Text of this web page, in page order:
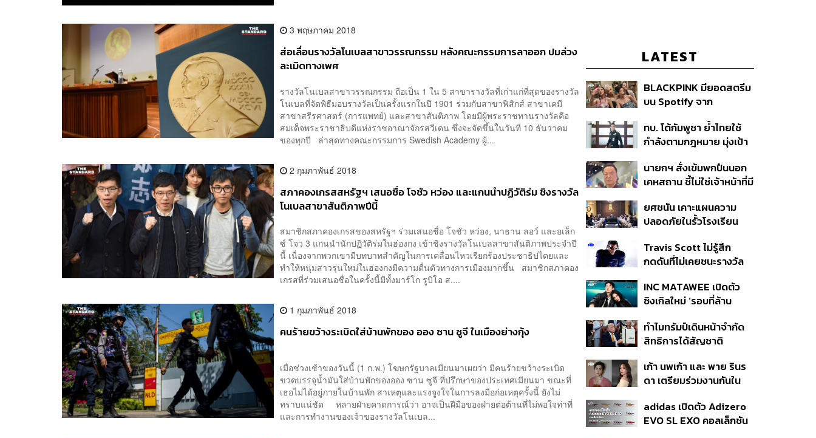
3 พฤษภาคม 2018
ส่อเลื่อนรางวัลโนเบลสาขาวรรณกรรม หลังคณะกรรมการลาออก ปมล่วง
ละเมิดทางเพศ
รางวัลโนเบลสาขาวรรณกรรม ถือเป็น 1 ใน 5 สาขารางวัลที่เก่าแก่ที่สุดของรางวัล
โนเบลที่จัดพิธีมอบรางวัลเป็นครั้งแรกในปี 1901 ร่วมกับสาขาฟิสิกส์ สาขาเคมี
สาขาสรีรศาสตร์ (การแพทย์) และสาขาสันติภาพ โดยมีผู้พระราชทานรางวัลคือ
สมเด็จพระราชาธิบดีแห่งราชอาณาจักรสวีเดน ซึ่งจะจัดขึ้นในวันที่ 10 ธันวาคม
ของทุกปี ล่าสุดทางคณะกรรมการ Swedish Academy ผู้...
2 กุมภาพันธ์ 2018
สภาคองเกรสสหรัฐฯ เสนอชื่อ โจชัว หว่อง และแกนนำปฏิวัติร่ม ชิงรางวัล
โนเบลสาขาสันติภาพปีนี้
สมาชิกสภาคองเกรสของสหรัฐฯ ร่วมเสนอชื่อ โจชัว หว่อง, นาธาน ลอว์ และอเล็ก
ซ์ โจว 3 แกนนำนักปฏิวัติร่มในฮ่องกง เข้าชิงรางวัลโนเบลสาขาสันติภาพประจำปี
นี้ เนื่องจากพวกเขามีบทบาทสำคัญในการเคลื่อนไหวเรียกร้องประชาธิปไตยและ
ทำให้หนุ่มสาวรุ่นใหม่ในฮ่องกงมีความตื่นตัวทางการเมืองมากขึ้น สมาชิกสภาคอง
เกรสที่ร่วมเสนอชื่อในครั้งนี้มีทั้งมาร์โก รูบิโอ ส....
1 กุมภาพันธ์ 2018
คนร้ายขว้างระเบิดใส่บ้านพักของ ออง ซาน ซูจี ในเมืองย่างกุ้ง
เมื่อช่วงเช้าของวันนี้ (1 ก.พ.) โฆษกรัฐบาลเมียนมาเผยว่า มีคนร้ายขว้างระเบิด
ขวดบรรจุน้ำมันใส่บ้านพักของออง ซาน ซูจี ที่ปรึกษาของประเทศเมียนมา ขณะที่
เธอไม่ได้อยู่ภายในบ้านพัก สาเหตุและแรงจูงใจในการลงมือก่อเหตุครั้งนี้ ยังไม่
ทราบแน่ชัด หลายฝ่ายคาดการณ์ว่า อาจเป็นฝีมือของฝ่ายต่อต้านที่ไม่พอใจท่าที่
และการทำงานของเจ้าของรางวัลโนเบล...
LATEST
BLACKPINK มียอดสตรีม
บน Spotify จาก
ครั้ง ตลอด 10 ปีที่ผ่านมา
ทบ. โต้กัมพูชา ย้ำไทยใช้
กำลังตามกฎหมาย มุ่งเป้า
หายไทยไม่อาจลบด้วย
ข้อมูลบิดเบือน
นายกฯ สั่งเข้มพกปืนนอก
เคหสถาน ชี้ไม่ใช่เจ้าหน้าที่มี
ก่อเหตุ เจ้าของร่วมรับผิด
ยศชนัน เคาะแผนความ
ปลอดภัยในรั้วโรงเรียน
ดูแล-คุมเข้มคัดกรองสิ่ง
ผิดกฎหมาย
Travis Scott ไม่รู้สึก
กดดันที่ไม่เคยชนะรางวัล
แล้ว 10 ครั้ง
INC MATAWEE เปิดตัว
ซิงเกิลใหม่ ‘รอบที่ล้าน
มาแสดงในมิวสิกวิดีโอ
ทำไมทรัมป์เดินหน้าจำกัด
สิทธิการได้สัญชาติ
แม้ศาลสูงสุดเคยตัดสิน
คัดค้าน
เก้า นพเก้า และ พาย รินร
ดา เตรียมร่วมงานกันใน
Taste In Time’
adidas เปิดตัว Adizero
EVO SL EXO คอลเล็กชัน